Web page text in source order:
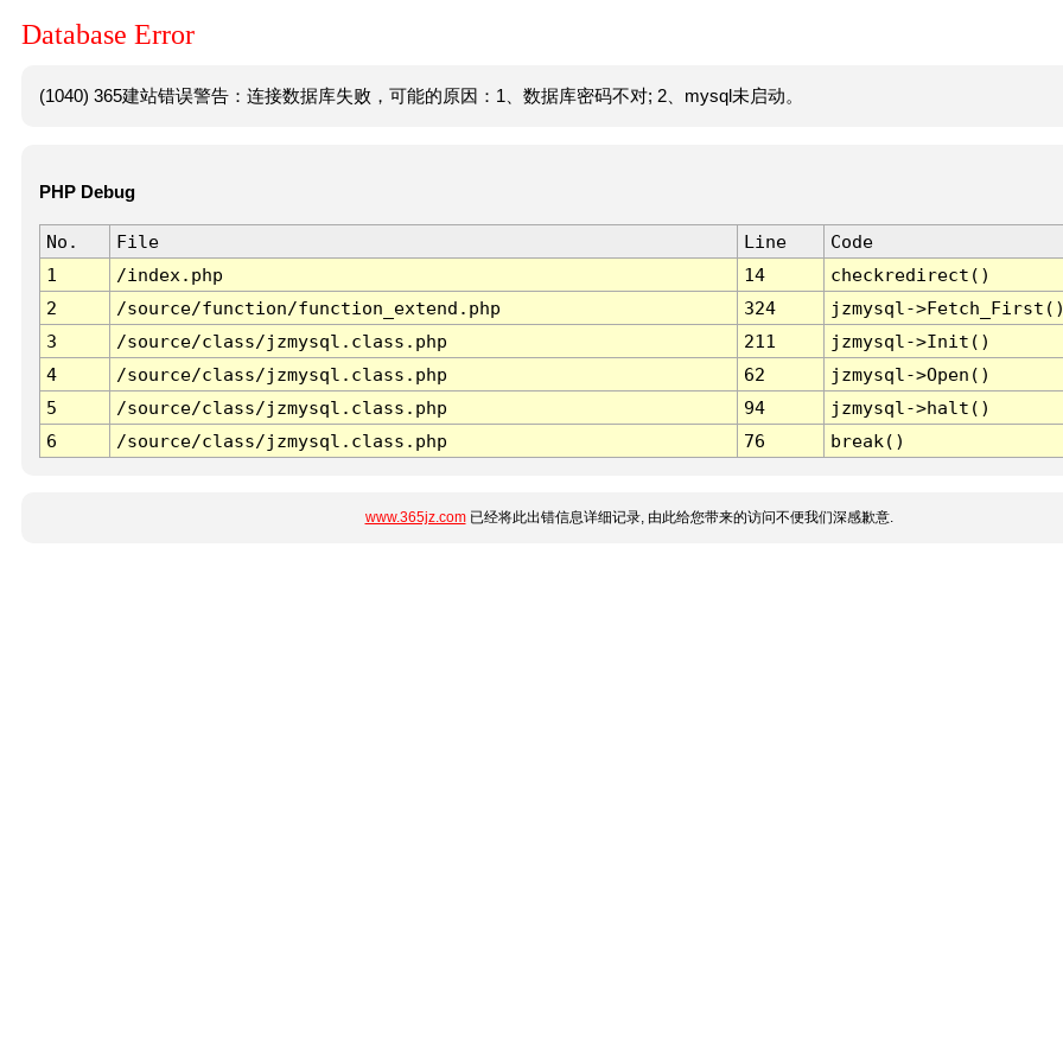
Database Error
(1040) 365建站错误警告：连接数据库失败，可能的原因：1、数据库密码不对; 2、mysql未启动。
PHP Debug
No. File Line
Code
1
/index.php 14
checkredirect()
2
/source/function/function_extend.php 324
jzmysql-
3
/source/class/jzmysql.class.php 211
jzmysql->Init()
4
/source/class/jzmysql.class.php 62
jzmysql->Open()
5
/source/class/jzmysql.class.php 94
jzmysql->halt()
6
/source/class/jzmysql.class.php 76 break()
www.365jz.com已经将此出错信息详细记录, 由此给您带来的访问不便我们深感歉意.